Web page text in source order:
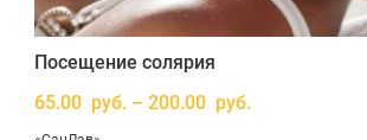
Посещение солярия
65.00 руб. – 200.00 руб.